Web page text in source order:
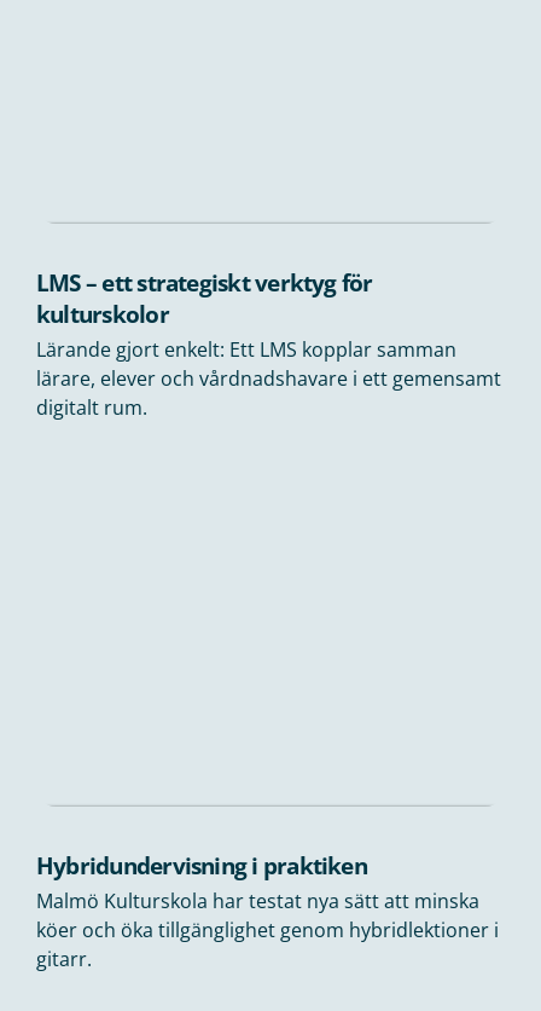
LMS – ett strategiskt verktyg för
kulturskolor
Lärande gjort enkelt: Ett LMS kopplar samman
lärare, elever och vårdnadshavare i ett gemensamt
digitalt rum.
Hybridundervisning i praktiken
Malmö Kulturskola har testat nya sätt att minska
köer och öka tillgänglighet genom hybridlektioner i
gitarr.